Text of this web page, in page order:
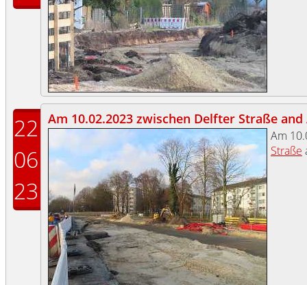
22
06
23
Am 10.02.2023 zwischen Delfter Straße
Am
Straße